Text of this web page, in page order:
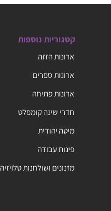
קטגוריות נוספות
ארונות הזזה
ארונות ספרים
ארונות פתיחה
חדרי שינה קומפלט
מיטה יהודית
פינות עבודה
מזנונים ושולחנות טלויזיה